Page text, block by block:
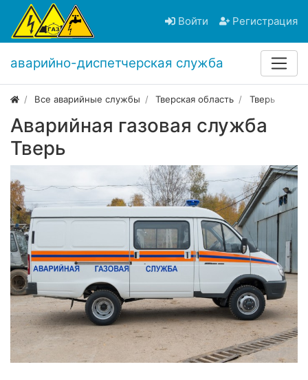
Войти Регистрация
аварийно-диспетчерская служба
Все аварийные службы Тверская область Тверь
Аварийная газовая служба
Тверь